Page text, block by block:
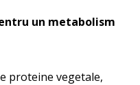
un metabolism
proteine vegetale,